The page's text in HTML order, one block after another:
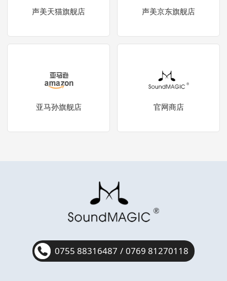
声美天猫旗舰店 声美京东旗舰店
亚马孙旗舰店 官网商店
0755 88316487 / 0769 81270118